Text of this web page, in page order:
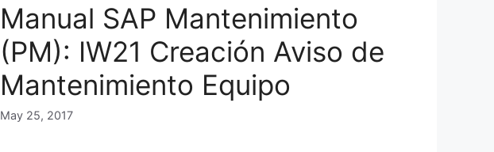
Manual SAP Mantenimiento
(PM): IW21 Creación Aviso de
Mantenimiento Equipo
May 25, 2017